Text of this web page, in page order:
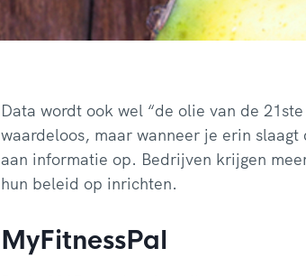
Data wordt ook wel “de olie van de
waardeloos, maar wanneer je erin
aan informatie op. Bedrijven krijgen
hun beleid op inrichten.
MyFitnessPal